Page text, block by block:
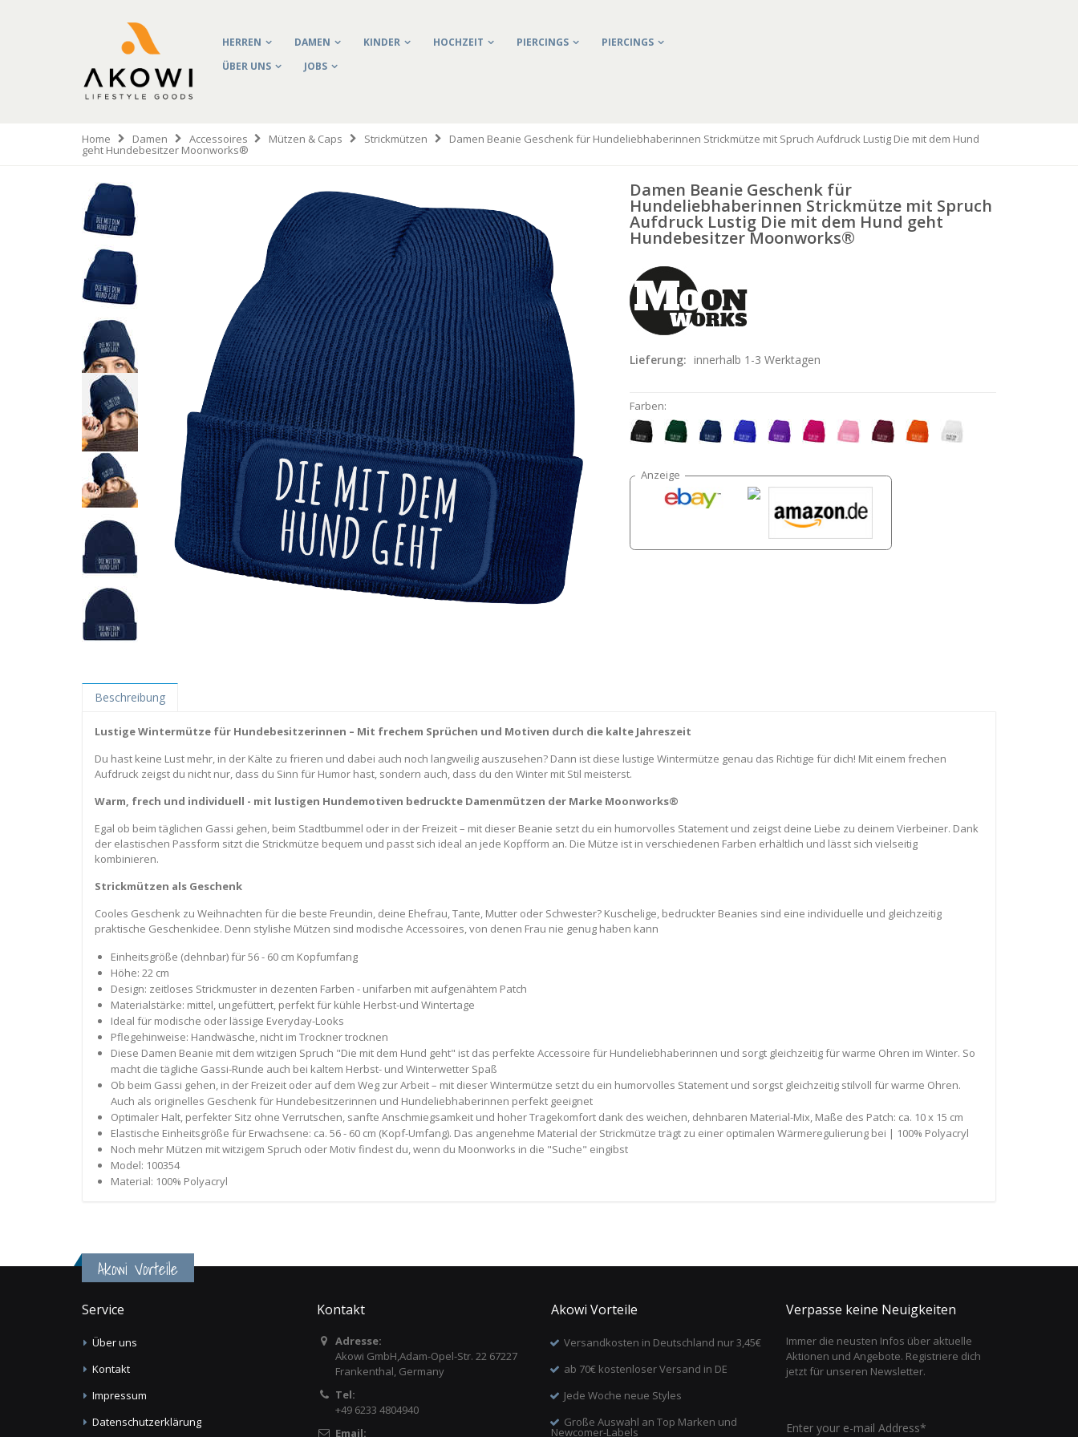
HERREN DAMEN KINDER HOCHZEIT PIERCINGS
PIERCINGS
ÜBER UNS
JOBS
Home Damen Accessoires Mützen & Caps Strickmützen Damen Beanie Geschenk für Hundeliebhaberinnen Strickmütze mit Spruch Aufdruck Lustig Die mit dem Hund
geht Hundebesitzer Moonworks®
Damen Beanie Geschenk für
Hundeliebhaberinnen Strickmütze mit Spruch
Aufdruck Lustig Die mit dem Hund geht
Hundebesitzer Moonworks®
Lieferung: innerhalb 1-3 Werktagen
Farben:
Beschreibung
Lustige Wintermütze für Hundebesitzerinnen – Mit frechem Sprüchen und Motiven durch die kalte Jahreszeit
Du hast keine Lust mehr, in der Kälte zu frieren und dabei auch noch langweilig auszusehen? Dann ist diese lustige Wintermütze genau das Richtige für dich! Mit einem frechen
Aufdruck zeigst du nicht nur, dass du Sinn für Humor hast, sondern auch, dass du den Winter mit Stil meisterst.
Warm, frech und individuell - mit lustigen Hundemotiven bedruckte Damenmützen der Marke Moonworks®
Egal ob beim täglichen Gassi gehen, beim Stadtbummel oder in der Freizeit – mit dieser Beanie setzt du ein humorvolles Statement und zeigst deine Liebe zu deinem Vierbeiner. Dank
der elastischen Passform sitzt die Strickmütze bequem und passt sich ideal an jede Kopfform an. Die Mütze ist in verschiedenen Farben erhältlich und lässt sich vielseitig
kombinieren.
Strickmützen als Geschenk
Cooles Geschenk zu Weihnachten für die beste Freundin, deine Ehefrau, Tante, Mutter oder Schwester? Kuschelige, bedruckter Beanies sind eine individuelle und gleichzeitig
praktische Geschenkidee. Denn stylishe Mützen sind modische Accessoires, von denen Frau nie genug haben kann
Einheitsgröße (dehnbar) für 56 - 60 cm Kopfumfang
Höhe: 22 cm
Design: zeitloses Strickmuster in dezenten Farben - unifarben mit aufgenähtem Patch
Materialstärke: mittel, ungefüttert, perfekt für kühle Herbst-und Wintertage
Ideal für modische oder lässige Everyday-Looks
Pflegehinweise: Handwäsche, nicht im Trockner trocknen
Diese Damen Beanie mit dem witzigen Spruch "Die mit dem Hund geht" ist das perfekte Accessoire für Hundeliebhaberinnen und sorgt gleichzeitig für warme Ohren im Winter. So
macht die tägliche Gassi-Runde auch bei kaltem Herbst- und Winterwetter Spaß
Ob beim Gassi gehen, in der Freizeit oder auf dem Weg zur Arbeit – mit dieser Wintermütze setzt du ein humorvolles Statement und sorgst gleichzeitig stilvoll für warme Ohren.
Auch als originelles Geschenk für Hundebesitzerinnen und Hundeliebhaberinnen perfekt geeignet
Optimaler Halt, perfekter Sitz ohne Verrutschen, sanfte Anschmiegsamkeit und hoher Tragekomfort dank des weichen, dehnbaren Material-Mix, Maße des Patch: ca. 10 x 15 cm
Elastische Einheitsgröße für Erwachsene: ca. 56 - 60 cm (Kopf-Umfang). Das angenehme Material der Strickmütze trägt zu einer optimalen Wärmeregulierung bei | 100% Polyacryl
Noch mehr Mützen mit witzigem Spruch oder Motiv findest du, wenn du Moonworks in die "Suche" eingibst
Model: 100354
Material: 100% Polyacryl
Akowi Vorteile
Service
Über uns
Kontakt
Impressum
Datenschutzerklärung
Kontakt
Adresse:
Akowi GmbH,Adam-Opel-Str. 22 67227
Frankenthal, Germany
Tel:
+49 6233 4804940
Email:
Akowi Vorteile
Versandkosten in Deutschland nur 3,45€
ab 70€ kostenloser Versand in DE
Jede Woche neue Styles
Große Auswahl an Top Marken und
Newcomer-Labels
Verpasse keine Neuigkeiten
Immer die neusten Infos über aktuelle
Aktionen und Angebote. Registriere dich
jetzt für unseren Newsletter.
Enter your e-mail Address*